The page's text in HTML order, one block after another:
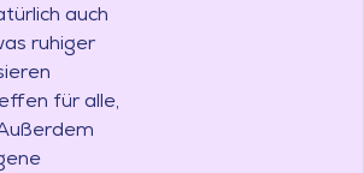
auch
ruhiger
für alle,